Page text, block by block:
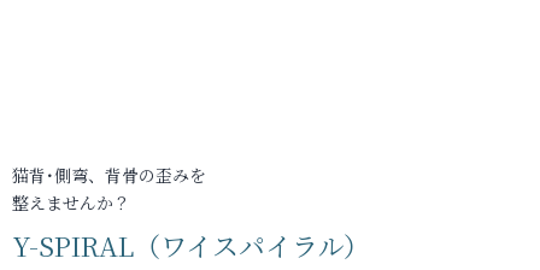
猫背･側弯、背骨の歪みを
整えませんか？
Y-SPIRAL（ワイスパイラル）